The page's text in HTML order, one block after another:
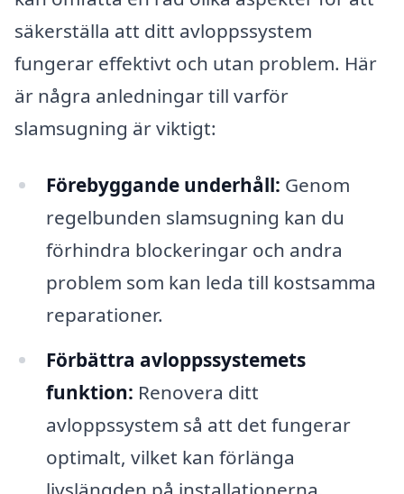
säkerställa att ditt avloppssystem
fungerar effektivt och utan problem. Här
är några anledningar till varför
slamsugning är viktigt:
Förebyggande underhåll: Genom
regelbunden slamsugning kan du
förhindra blockeringar och andra
problem som kan leda till kostsamma
reparationer.
Förbättra avloppssystemets
funktion: Renovera ditt
avloppssystem så att det fungerar
optimalt, vilket kan förlänga